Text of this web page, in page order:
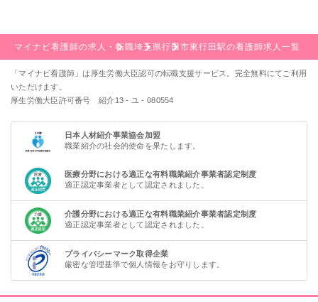
マイナビ看護師の求人・転職埼玉県行田市東行田駅の看護師求人一覧
「マイナビ看護師」は厚生労働大臣認可の転職支援サービス。完全無料にてご利用
いただけます。
厚生労働大臣許可番号 紹介13 - ユ - 080554
日本人材紹介事業協会加盟
職業紹介の社会的使命を果たします。
医療分野における適正な有料職業紹介事業者認定制度
適正認定事業者として認定されました。
介護分野における適正な有料職業紹介事業者認定制度
適正認定事業者として認定されました。
プライバシーマーク取得企業
厳密な管理基準で個人情報をお守りします。